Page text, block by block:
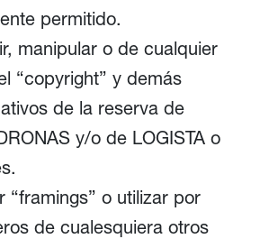
permitido.
o de cualquier
“copyright” y demás
de la reserva de
y/o de LOGISTA o
o utilizar por
de cualesquiera otros